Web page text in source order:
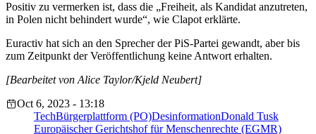
Positiv zu vermerken ist, dass die „Freiheit, als Kandidat anzutreten,
in Polen nicht behindert wurde“, wie Clapot erklärte.
Euractiv hat sich an den Sprecher der PiS-Partei gewandt, aber bis
zum Zeitpunkt der Veröffentlichung keine Antwort erhalten.
[Bearbeitet von Alice Taylor/Kjeld Neubert]
Oct 6, 2023 - 13:18
TechBürgerplattform (PO)DesinformationDonald Tusk
Europäischer Gerichtshof für Menschenrechte (EGMR)